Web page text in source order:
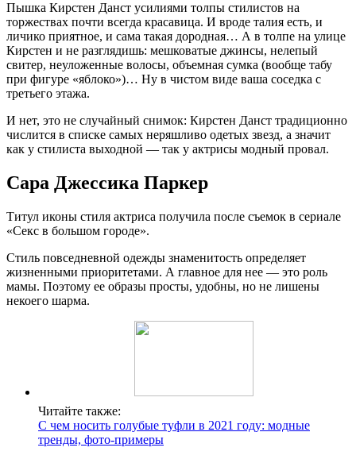
Пышка Кирстен Данст усилиями толпы стилистов на
торжествах почти всегда красавица. И вроде талия есть, и
личико приятное, и сама такая дородная… А в толпе на улице
Кирстен и не разглядишь: мешковатые джинсы, нелепый
свитер, неуложенные волосы, объемная сумка (вообще табу
при фигуре «яблоко»)… Ну в чистом виде ваша соседка с
третьего этажа.
И нет, это не случайный снимок: Кирстен Данст традиционно
числится в списке самых неряшливо одетых звезд, а значит
как у стилиста выходной — так у актрисы модный провал.
Сара Джессика Паркер
Титул иконы стиля актриса получила после съемок в сериале
«Секс в большом городе».
Стиль повседневной одежды знаменитость определяет
жизненными приоритетами. А главное для нее — это роль
мамы. Поэтому ее образы просты, удобны, но не лишены
некоего шарма.
Читайте также:
С чем носить голубые туфли в 2021 году: модные
тренды, фото-примеры